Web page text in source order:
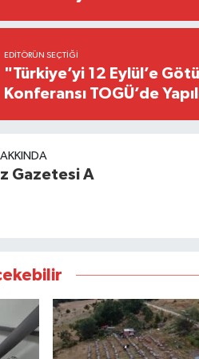
EDITÖRÜN SEÇTIĞI
"Türkiye’yi 12 Eylül’e
Konferansı TOGÜ’de
Gazetesi A